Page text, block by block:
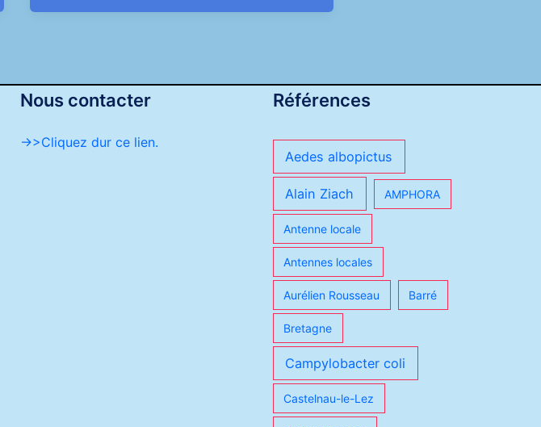
Nous contacter
->>Cliquez dur ce lien.
Références
Aedes albopictus
Alain Ziach AMPHORA
Antenne locale
Antennes locales
Aurélien Rousseau Barré
Bretagne
Campylobacter coli
Castelnau-le-Lez